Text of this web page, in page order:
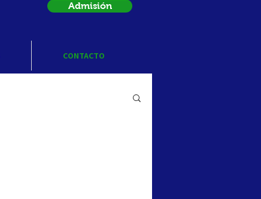
Admisión
CONTACTO